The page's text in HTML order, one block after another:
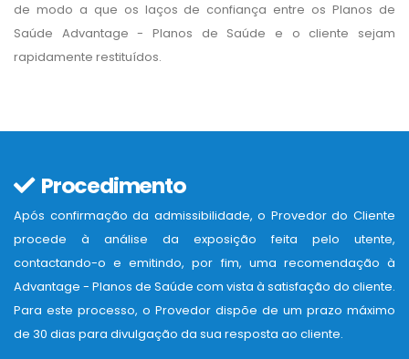
de modo a que os laços de confiança entre os Planos de
Saúde Advantage - Planos de Saúde e o cliente sejam
rapidamente restituídos.
Procedimento
Após confirmação da admissibilidade, o Provedor do Cliente
procede à análise da exposição feita pelo utente,
contactando-o e emitindo, por fim, uma recomendação à
Advantage - Planos de Saúde com vista à satisfação do cliente.
Para este processo, o Provedor dispõe de um prazo máximo
de 30 dias para divulgação da sua resposta ao cliente.